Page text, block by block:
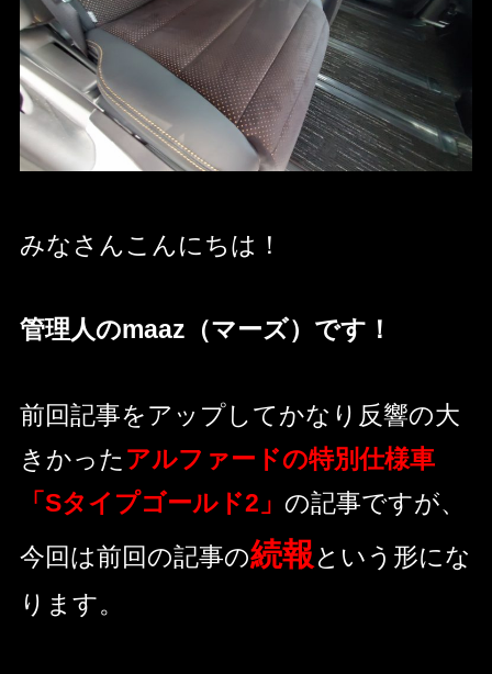
みなさんこんにちは！
管理人のmaaz（マーズ）です！
前回記事をアップしてかなり反響の大
きかった アルファードの特別仕様車
「Sタイプゴールド2」 の記事ですが、
今回は前回の記事の続報 という形にな
ります。